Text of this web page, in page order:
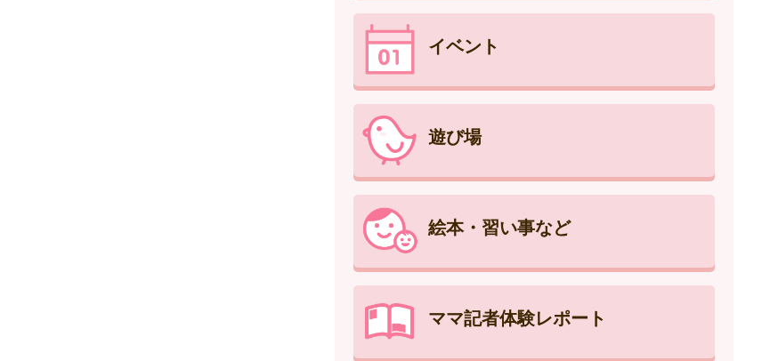
イベント
遊び場
絵本・習い事など
ママ記者体験レポート